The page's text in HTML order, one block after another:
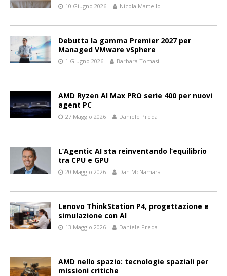
10 Giugno 2026 Nicola Martello
Debutta la gamma Premier 2027 per
Managed VMware vSphere
1 Giugno 2026 Barbara Tomasi
AMD Ryzen AI Max PRO serie 400 per nuovi
agent PC
27 Maggio 2026 Daniele Preda
L’Agentic AI sta reinventando l’equilibrio
tra CPU e GPU
20 Maggio 2026 Dan McNamara
Lenovo ThinkStation P4, progettazione e
simulazione con AI
13 Maggio 2026 Daniele Preda
AMD nello spazio: tecnologie spaziali per
missioni critiche